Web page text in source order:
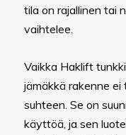
tila on rajallinen tai
vaihtelee.
Vaikka Haklift
jämäkkä rakenne
suhteen. Se on
käyttöä, ja sen